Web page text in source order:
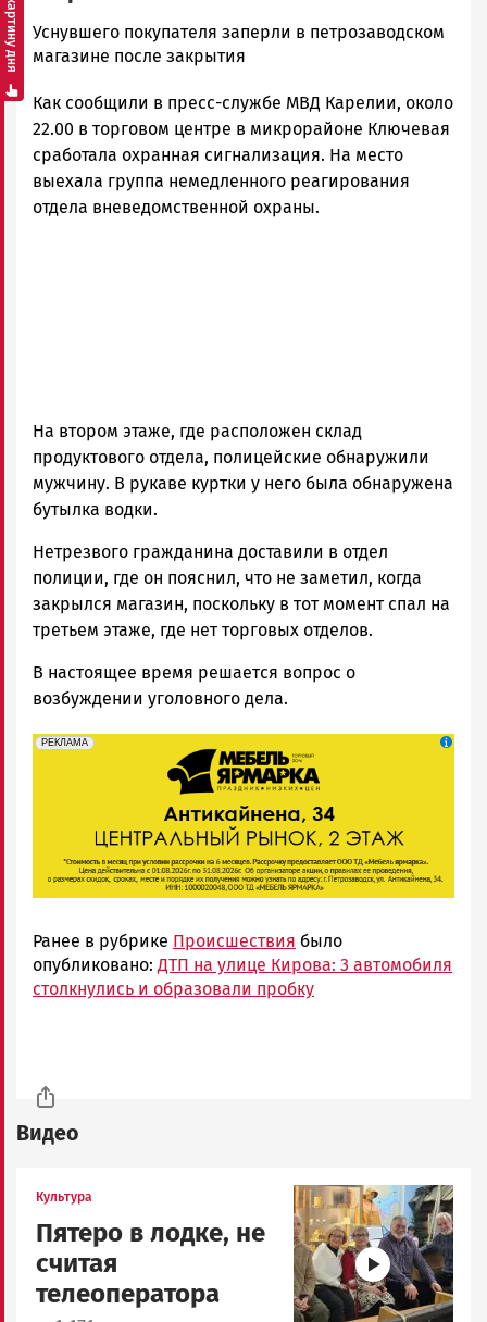
admintimur
Новости
и
Карелии
|
Петрозаводск
ГОВОРИТ
Уснувшего покупателя заперли в петрозаводском
магазине после закрытия
Как сообщили в пресс-службе МВД Карелии, около
22.00 в торговом центре в микрорайоне Ключевая
сработала охранная сигнализация. На место
выехала группа немедленного реагирования
отдела вневедомственной охраны.
На втором этаже, где расположен склад
продуктового отдела, полицейские обнаружили
мужчину. В рукаве куртки у него была обнаружена
бутылка водки.
Нетрезвого гражданина доставили в отдел
полиции, где он пояснил, что не заметил, когда
закрылся магазин, поскольку в тот момент спал на
третьем этаже, где нет торговых отделов.
В настоящее время решается вопрос о
возбуждении уголовного дела.
erid: 2SDnjeFymr3
РЕКЛАМА
Реклама
Ранее в рубрике Происшествия было
опубликовано: ДТП на улице Кирова: 3 автомобиля
столкнулись и образовали пробку
Видео
Культура
Пятеро в лодке, не
считая
телеоператора
Image